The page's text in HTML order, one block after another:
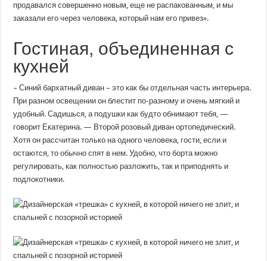
продавался совершенно новым, еще не распакованным, и мы
заказали его через человека, который нам его привез».
Гостиная, объединенная с
кухней
– Синий бархатный диван – это как бы отдельная часть интерьера.
При разном освещении он блестит по-разному и очень мягкий и
удобный. Садишься, а подушки как будто обнимают тебя, —
говорит Екатерина. — Второй розовый диван ортопедический.
Хотя он рассчитан только на одного человека, гости, если и
остаются, то обычно спят в нем. Удобно, что борта можно
регулировать, как полностью разложить, так и приподнять и
подлокотники.